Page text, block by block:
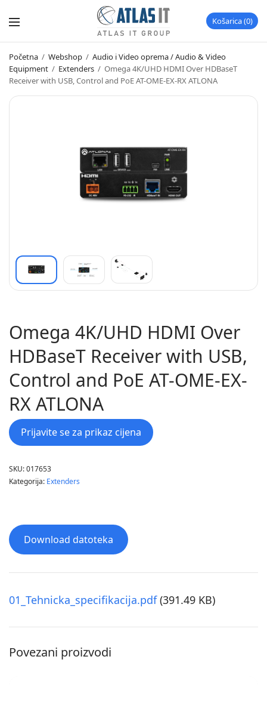
Košarica 0
Početna / Webshop / Audio i Video oprema / Audio & Video
Equipment / Extenders / Omega 4K/UHD HDMI Over HDBaseT
Receiver with USB, Control and PoE AT-OME-EX-RX ATLONA
Omega 4K/UHD HDMI Over
HDBaseT Receiver with USB,
Control and PoE AT-OME-EX-
RX ATLONA
Prijavite se za prikaz cijena
SKU:017653
Kategorija: Extenders
Download datoteka
01_Tehnicka_specifikacija.pdf(391.49 KB)
Povezani proizvodi